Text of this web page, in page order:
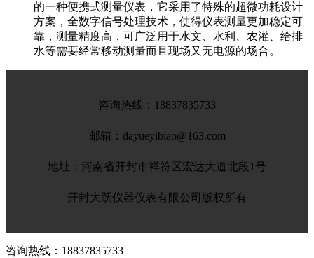
的一种便携式测量仪表，它采用了特殊的超微功耗设计
方案，全数字信号处理技术，使得仪表测量更加稳定可
靠，测量精度高，可广泛用于水文、水利、农灌、给排
水等需要经常移动测量而且现场又无电源的场合。
咨询热线： 18837835733
邮箱：dayueyibiao@163.com
地址：河南省开封市祥符区宏达大道北段1号
开封大跃仪器仪表有限公司版权所有
咨询热线： 18837835733